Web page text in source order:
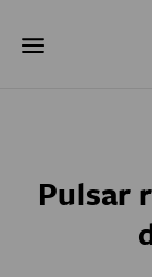
naar
Pulsar